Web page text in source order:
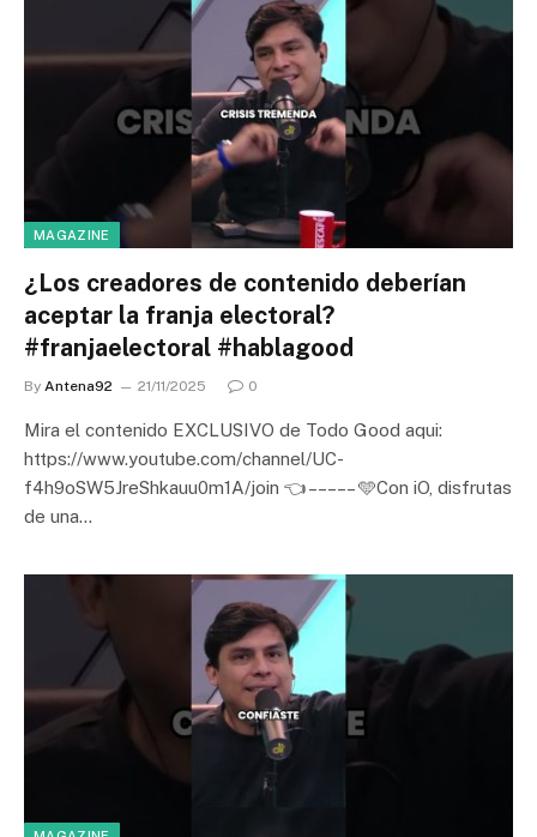
MAGAZINE
¿Los creadores de contenido deberían
aceptar la franja electoral?
#franjaelectoral #hablagood
By Antena92 21/11/2025 0
Mira el contenido EXCLUSIVO de Todo Good aqui:
https://www.youtube.com/channel/UC-
f4h9oSW5JreShkauu0m1A/join 👈 – – – – – 🩵Con iO, disfrutas
de una…